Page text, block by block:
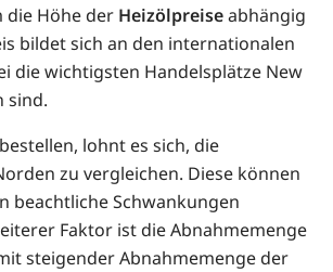
die Höhe der Heizölpreiseabhängig
bildet sich an den internationalen
die wichtigsten Handelsplätze New
sind.
lohnt es sich, die
zu vergleichen. Diese können
beachtliche Schwankungen
Faktor ist die Abnahmemenge
steigender Abnahmemenge der